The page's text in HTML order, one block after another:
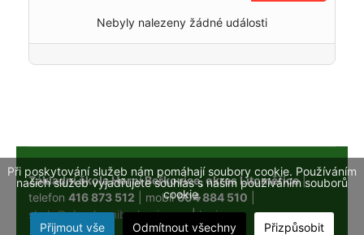
Nebyly nalezeny žádné události
Základní škola Horní Beřkovice, okres Litoměřice|
telefon 416 873 512 | mobil604 884 510
skola@obechorniberkovice.cz|login
Při poskytování služeb nám pomáhají soubory cookie. Používáním
našich služeb vyjadřujete souhlas s naším používáním souborů
cookie.
Přijmout vše Odmítnout všechny Přizpůsobit